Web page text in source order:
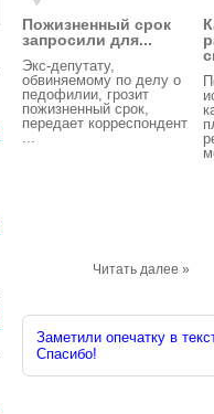
Пожизненный срок
запросили для...
Экс-депутату,
обвиняемому по делу о
педофилии, грозит
пожизненный срок,
передает корреспондент
...
Читать далее »
Заметили опечатку в
Спасибо!